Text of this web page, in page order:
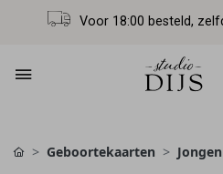
Voor 18:00 besteld,
Geboortekaarten Jongen